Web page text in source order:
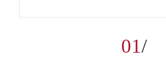
01